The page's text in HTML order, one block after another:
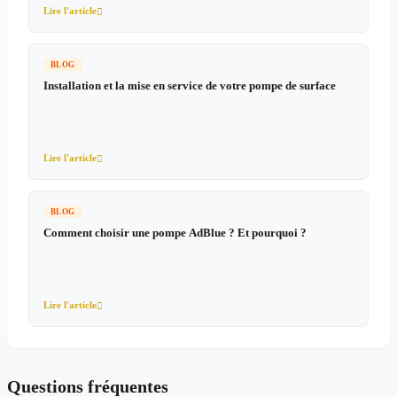
Lire l'article
BLOG
Installation et la mise en service de votre pompe de surface
Lire l'article
BLOG
Comment choisir une pompe AdBlue ? Et pourquoi ?
Lire l'article
Questions fréquentes